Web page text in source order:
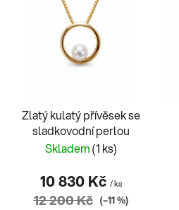
Zlatý kulatý přívěsek se
sladkovodní perlou
Skladem(1 ks)
10 830 Kč / ks
12 200 Kč (–11 %)